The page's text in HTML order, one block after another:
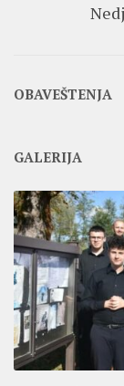
OBAVEŠTENJA
GALERIJA